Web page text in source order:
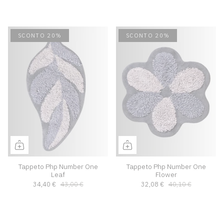
SCONTO 20%
Tappeto Php Number One
Leaf
34,40 € 43,00 €
SCONTO 20%
Tappeto Php Number One
Flower
32,08 € 40,10 €